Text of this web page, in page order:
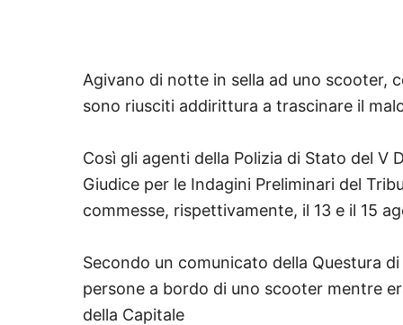
Agivano di notte in sella ad uno scooter,
sono riusciti addirittura a trascinare il
Così gli agenti della Polizia di Stato del V
Giudice per le Indagini Preliminari del
commesse, rispettivamente, il 13 e il 15
Secondo un comunicato della Questura
persone a bordo di uno scooter mentre
della Capitale